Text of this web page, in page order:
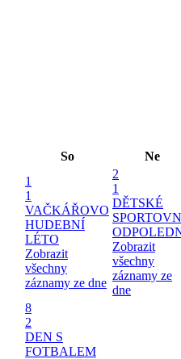
So Ne
1
1
VAČKÁŘOVO
HUDEBNÍ
LÉTO
Zobrazit
všechny
záznamy ze dne
2
1
DĚTSKÉ
Zobrazit
všechny
záznamy ze
dne
8
2
DEN S
FOTBALEM